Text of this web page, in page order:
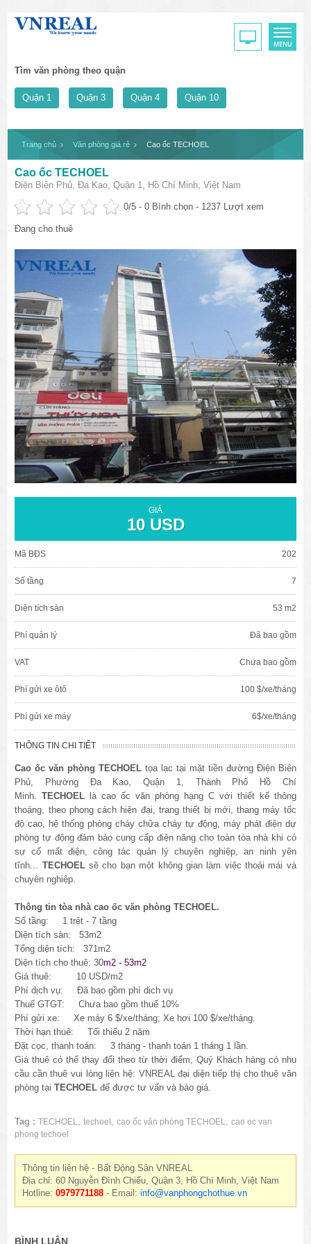
Tìm văn phòng theo quận
Quận 1 Quận 3 Quận 4 Quận 10
Trang chủ Văn phòng giá rẻ Cao ốc TECHOEL
Cao ốc TECHOEL
Điện Biên Phủ, Đa Kao, Quận 1, Hồ Chí Minh, Việt Nam
0/5 -0 Bình chọn - 1237 Lượt xem
Đang cho thuê
GIÁ
10 USD
Mã BĐS 202
Số tầng 7
Diện tích sàn 53 m2
Phí quản lý Đã bao gồm
VAT Chưa bao gồm
Phí gửi xe ôtô 100 $/xe/tháng
Phí gửi xe máy 6$/xe/tháng
THÔNG TIN CHI TIẾT
Cao ốc văn phòngTECHOEL tọa lạc tại mặt tiền đường Điện Biên
Phủ, Phường Đa Kao, Quận 1, Thành Phố Hồ Chí
Minh.TECHOEL là cao ốc văn phòng hạng C với thiết kế thông
thoáng, theo phong cách hiện đại, trang thiết bị mới, thang máy tốc
độ cao, hệ thống phòng cháy chữa cháy tự động, máy phát điện dự
phòng tự động đảm bảo cung cấp điện năng cho toàn tòa nhà khi có
sự cố mất điện, công tác quản lý chuyên nghiệp, an ninh yên
tĩnh... TECHOELsẽ cho bạn một không gian làm việc thoải mái và
chuyên nghiệp.
Thông tin tòa nhà cao ốc văn phòng TECHOEL.
Số tầng: 1 trệt - 7 tầng
Diện tích sàn: 53m2
Tổng diện tích: 371m2
Diện tích cho thuê: 30m2 - 53m2
Giá thuê: 10 USD/m2
Phí dịch vụ: Đã bao gồm phí dich vụ
Thuế GTGT: Chưa bao gồm thuế 10%
Phí gửi xe:Xe máy 6 $/xe/tháng; Xe hơi 100 $/xe/tháng.
Thời hạn thuê: Tối thiểu 2 năm
Đặt cọc, thanh toán: 3 tháng - thanh toán 1 tháng 1 lần.
Giá thuê có thể thay đổi theo từ thời điểm, Quý Khách hàng có nhu
cầu cần thuê vui lòng liên hệ: VNREAL đại diện tiếp thị cho thuê văn
phòng tạiTECHOEL để được tư vấn và báo giá.
Tag : TECHOEL,techoel ,cao ốc văn phòng TECHOEL,cao oc van
phong techoel
Thông tin liên hệ - Bất Động Sản VNREAL
Địa chỉ: 60 Nguyễn Đình Chiểu, Quận 3, Hồ Chí Minh, Việt Nam
Hotline:0979771188 - Email:info@vanphongchothue.vn
BÌNH LUẬN
văn phòng cho thuê quận 3
văn phòng quận 1
văn phòng quận 3
cao ốc văn phòng quận 1
cao ốc văn phòng quận 3